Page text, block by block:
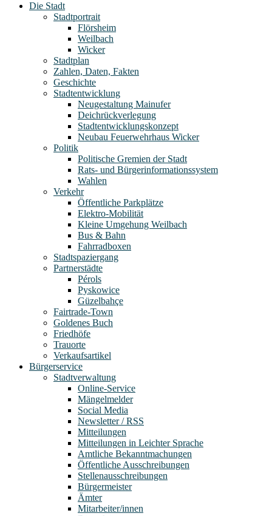
Die Stadt
Stadtportrait
Flörsheim
Weilbach
Wicker
Stadtplan
Zahlen, Daten, Fakten
Geschichte
Stadtentwicklung
Neugestaltung Mainufer
Deichrückverlegung
Stadtentwicklungskonzept
Neubau Feuerwehrhaus Wicker
Politik
Politische Gremien der Stadt
Rats- und Bürgerinformationssystem
Wahlen
Verkehr
Öffentliche Parkplätze
Elektro-Mobilität
Kleine Umgehung Weilbach
Bus & Bahn
Fahrradboxen
Stadtspaziergang
Partnerstädte
Pérols
Pyskowice
Güzelbahçe
Fairtrade-Town
Goldenes Buch
Friedhöfe
Trauorte
Verkaufsartikel
Bürgerservice
Stadtverwaltung
Online-Service
Mängelmelder
Social Media
Newsletter / RSS
Mitteilungen
Mitteilungen in Leichter Sprache
Amtliche Bekanntmachungen
Öffentliche Ausschreibungen
Stellenausschreibungen
Bürgermeister
Ämter
Mitarbeiter/innen